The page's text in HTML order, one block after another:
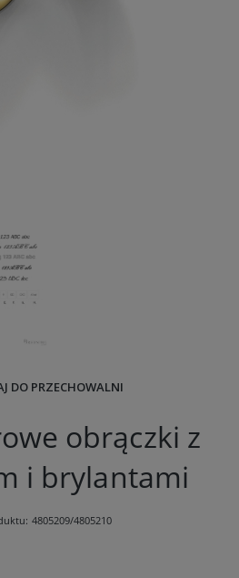
DO PRZECHOWALNI
obrączki z
i brylantami
4805209/4805210